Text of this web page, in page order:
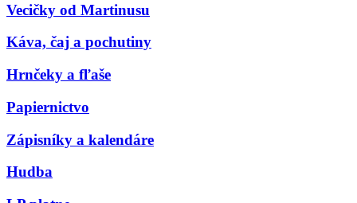
Vecičky od Martinusu
Káva, čaj a pochutiny
Hrnčeky a fľaše
Papiernictvo
Zápisníky a kalendáre
Hudba